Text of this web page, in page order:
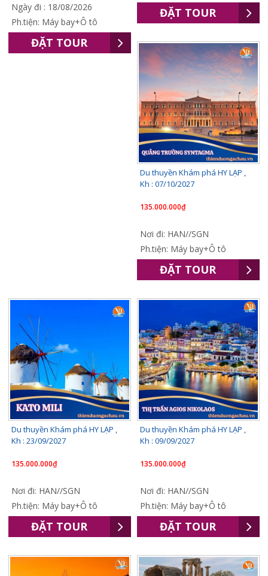
Ngày đi : 18/08/2026
Ph.tiện: Máy bay+Ô tô
ĐẶT TOUR
ĐẶT TOUR
Du thuyền Khám phá HY LẠP ,
Kh : 07/10/2027
135.000.000₫
Nơi đi: HAN//SGN
Ph.tiện: Máy bay+Ô tô
ĐẶT TOUR
Du thuyền Khám phá HY LẠP ,
Kh : 23/09/2027
135.000.000₫
Nơi đi: HAN//SGN
Ph.tiện: Máy bay+Ô tô
ĐẶT TOUR
Du thuyền Khám phá HY LẠP ,
Kh : 09/09/2027
135.000.000₫
Nơi đi: HAN//SGN
Ph.tiện: Máy bay+Ô tô
ĐẶT TOUR